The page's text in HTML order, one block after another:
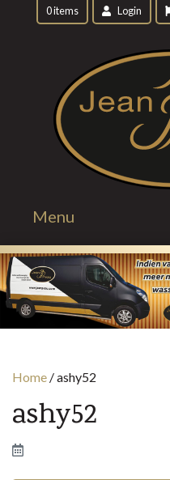
0 items Login
Menu
Home /ashy52
ashy52